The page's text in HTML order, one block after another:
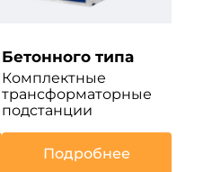
Бетонного типа
Комплектные
трансформаторные
подстанции
Подробнее